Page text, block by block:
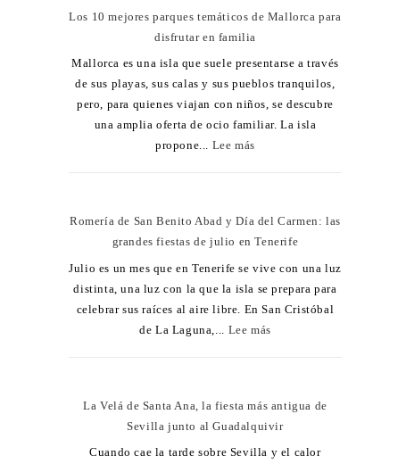
Los 10 mejores parques temáticos de Mallorca para
disfrutar en familia
Mallorca es una isla que suele presentarse a través
de sus playas, sus calas y sus pueblos tranquilos,
pero, para quienes viajan con niños, se descubre
una amplia oferta de ocio familiar. La isla
propone... Lee más
Romería de San Benito Abad y Día del Carmen: las
grandes fiestas de julio en Tenerife
Julio es un mes que en Tenerife se vive con una luz
distinta, una luz con la que la isla se prepara para
celebrar sus raíces al aire libre. En San Cristóbal
de La Laguna,... Lee más
La Velá de Santa Ana, la fiesta más antigua de
Sevilla junto al Guadalquivir
Cuando cae la tarde sobre Sevilla y el calor